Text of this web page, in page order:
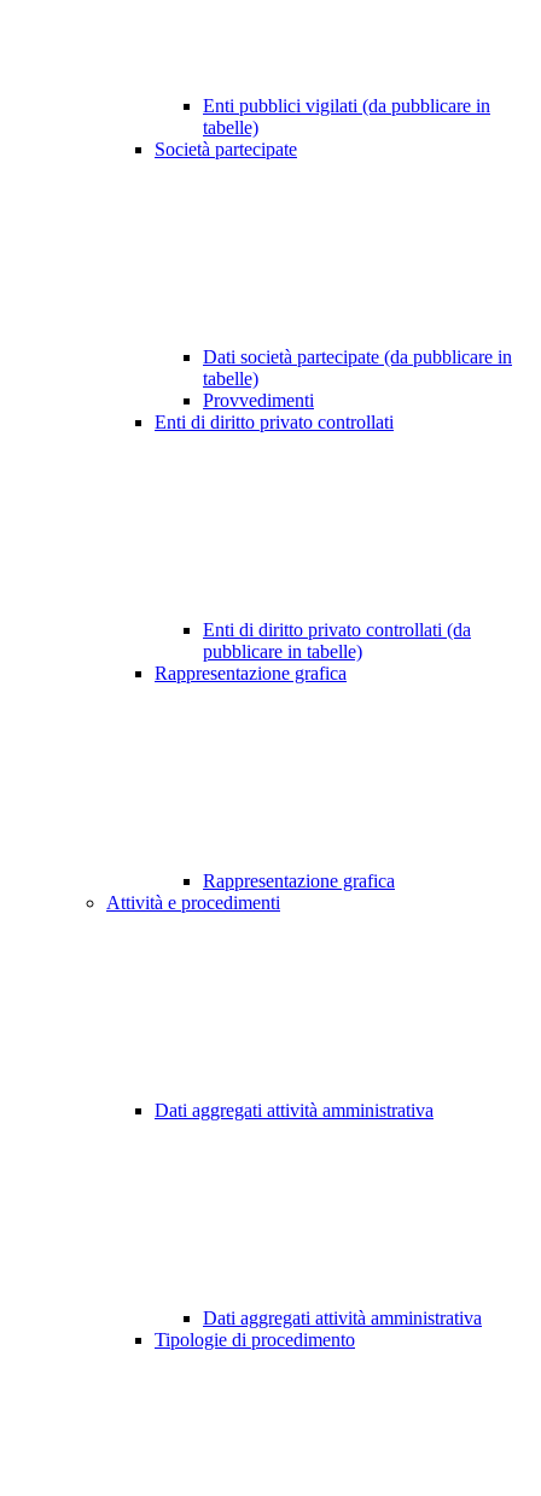
Enti pubblici vigilati (da pubblicare in
tabelle)
Società partecipate
Dati società partecipate (da pubblicare in
tabelle)
Provvedimenti
Enti di diritto privato controllati
Enti di diritto privato controllati (da
pubblicare in tabelle)
Rappresentazione grafica
Rappresentazione grafica
Attività e procedimenti
Dati aggregati attività amministrativa
Dati aggregati attività amministrativa
Tipologie di procedimento